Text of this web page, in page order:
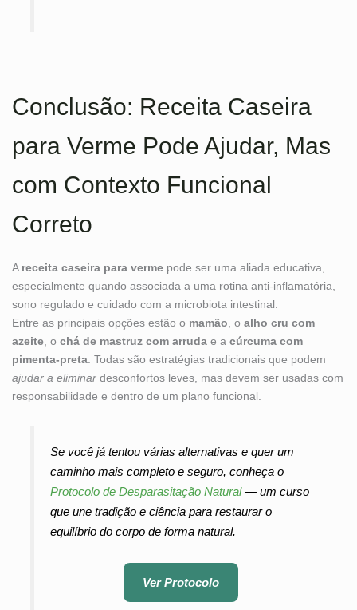
Conclusão: Receita Caseira
para Verme Pode Ajudar, Mas
com Contexto Funcional
Correto
A receita caseira para verme pode ser uma aliada educativa,
especialmente quando associada a uma rotina anti-inflamatória,
sono regulado e cuidado com a microbiota intestinal.
Entre as principais opções estão o mamão, o alho cru com
azeite, o chá de mastruz com arruda e a cúrcuma com
pimenta-preta. Todas são estratégias tradicionais que podem
ajudar a eliminar desconfortos leves, mas devem ser usadas com
responsabilidade e dentro de um plano funcional.
Se você já tentou várias alternativas e quer um
caminho mais completo e seguro, conheça o
Protocolo de Desparasitação Natural— um curso
que une tradição e ciência para restaurar o
equilíbrio do corpo de forma natural.
Ver Protocolo